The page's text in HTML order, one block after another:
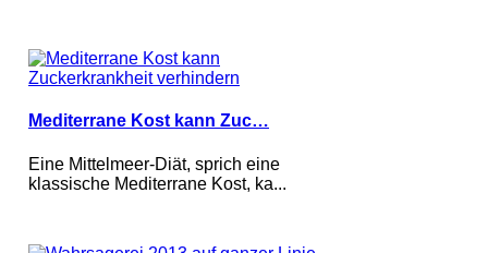
Mediterrane Kost kann Zuc…
Eine Mittelmeer-Diät, sprich eine
klassische Mediterrane Kost, ka...